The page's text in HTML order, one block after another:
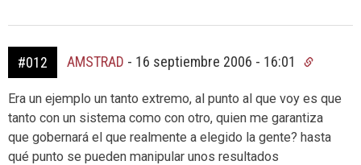
#012 AMSTRAD - 16 septiembre 2006 - 16:01
Era un ejemplo un tanto extremo, al punto al que voy es que
tanto con un sistema como con otro, quien me garantiza
que gobernará el que realmente a elegido la gente? hasta
qué punto se pueden manipular unos resultados